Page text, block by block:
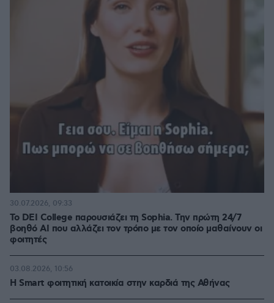
Το DEI College παρουσιάζει τη Sophia. Την πρώτη 24/7
βοηθό AI που αλλάζει τον τρόπο με τον οποίο μαθαίνουν οι
φοιτητές
30.07.2026, 09:33
Η Smart φοιτητική κατοικία στην καρδιά της Αθήνας
03.08.2026, 10:56